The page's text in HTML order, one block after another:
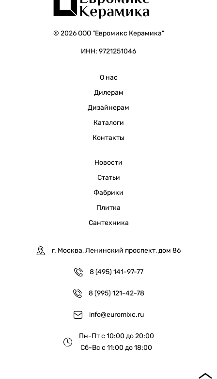
© 2026 ООО "Евромикс Керамика"
ИНН: 9721251046
О нас
Дилерам
Дизайнерам
Каталоги
Контакты
Новости
Статьи
Фабрики
Плитка
Сантехника
г. Москва, Ленинский проспект, дом 86
8 (495) 141-97-77
8 (995) 121-42-78
info@euromixc.ru
Пн-Пт с 10:00 до 20:00
Сб-Вс с 11:00 до 18:00